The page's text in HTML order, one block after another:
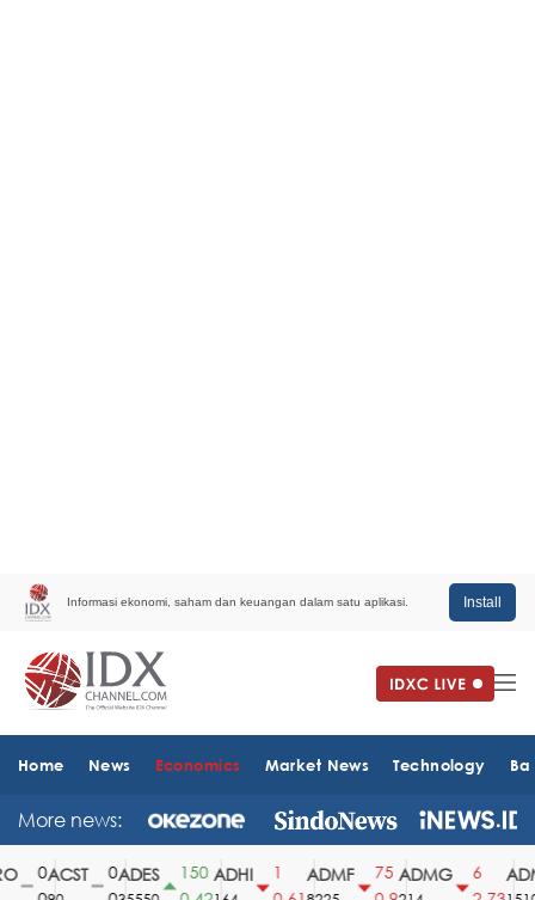
Informasi ekonomi, saham dan keuangan dalam satu aplikasi. Install
Home News Economics Market News Technology
More news:
ACST ADES
150 ADHI ADMF
75 ADMG